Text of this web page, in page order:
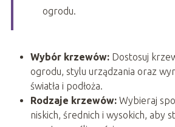
ogrodu.
Wybór krzewów:Dostosuj
ogrodu, stylu urządzania oraz
światła i podłoża.
Rodzaje krzewów:Wybieraj
niskich, średnich i wysokich, aby